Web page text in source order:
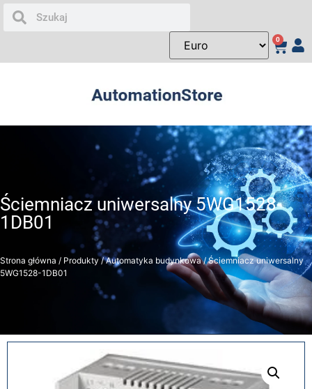
0
Ściemniacz uniwersalny 5WG1528-
1DB01
Strona główna / Produkty /Automatyka budynkowa/ Ściemniacz uniwersalny
5WG1528-1DB01